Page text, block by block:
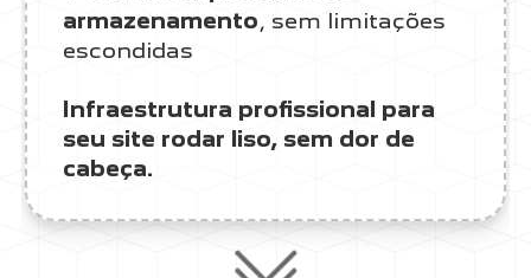
armazenamento, sem limitações
escondidas
Infraestrutura profissional para
seu site rodar liso, sem dor de
cabeça.